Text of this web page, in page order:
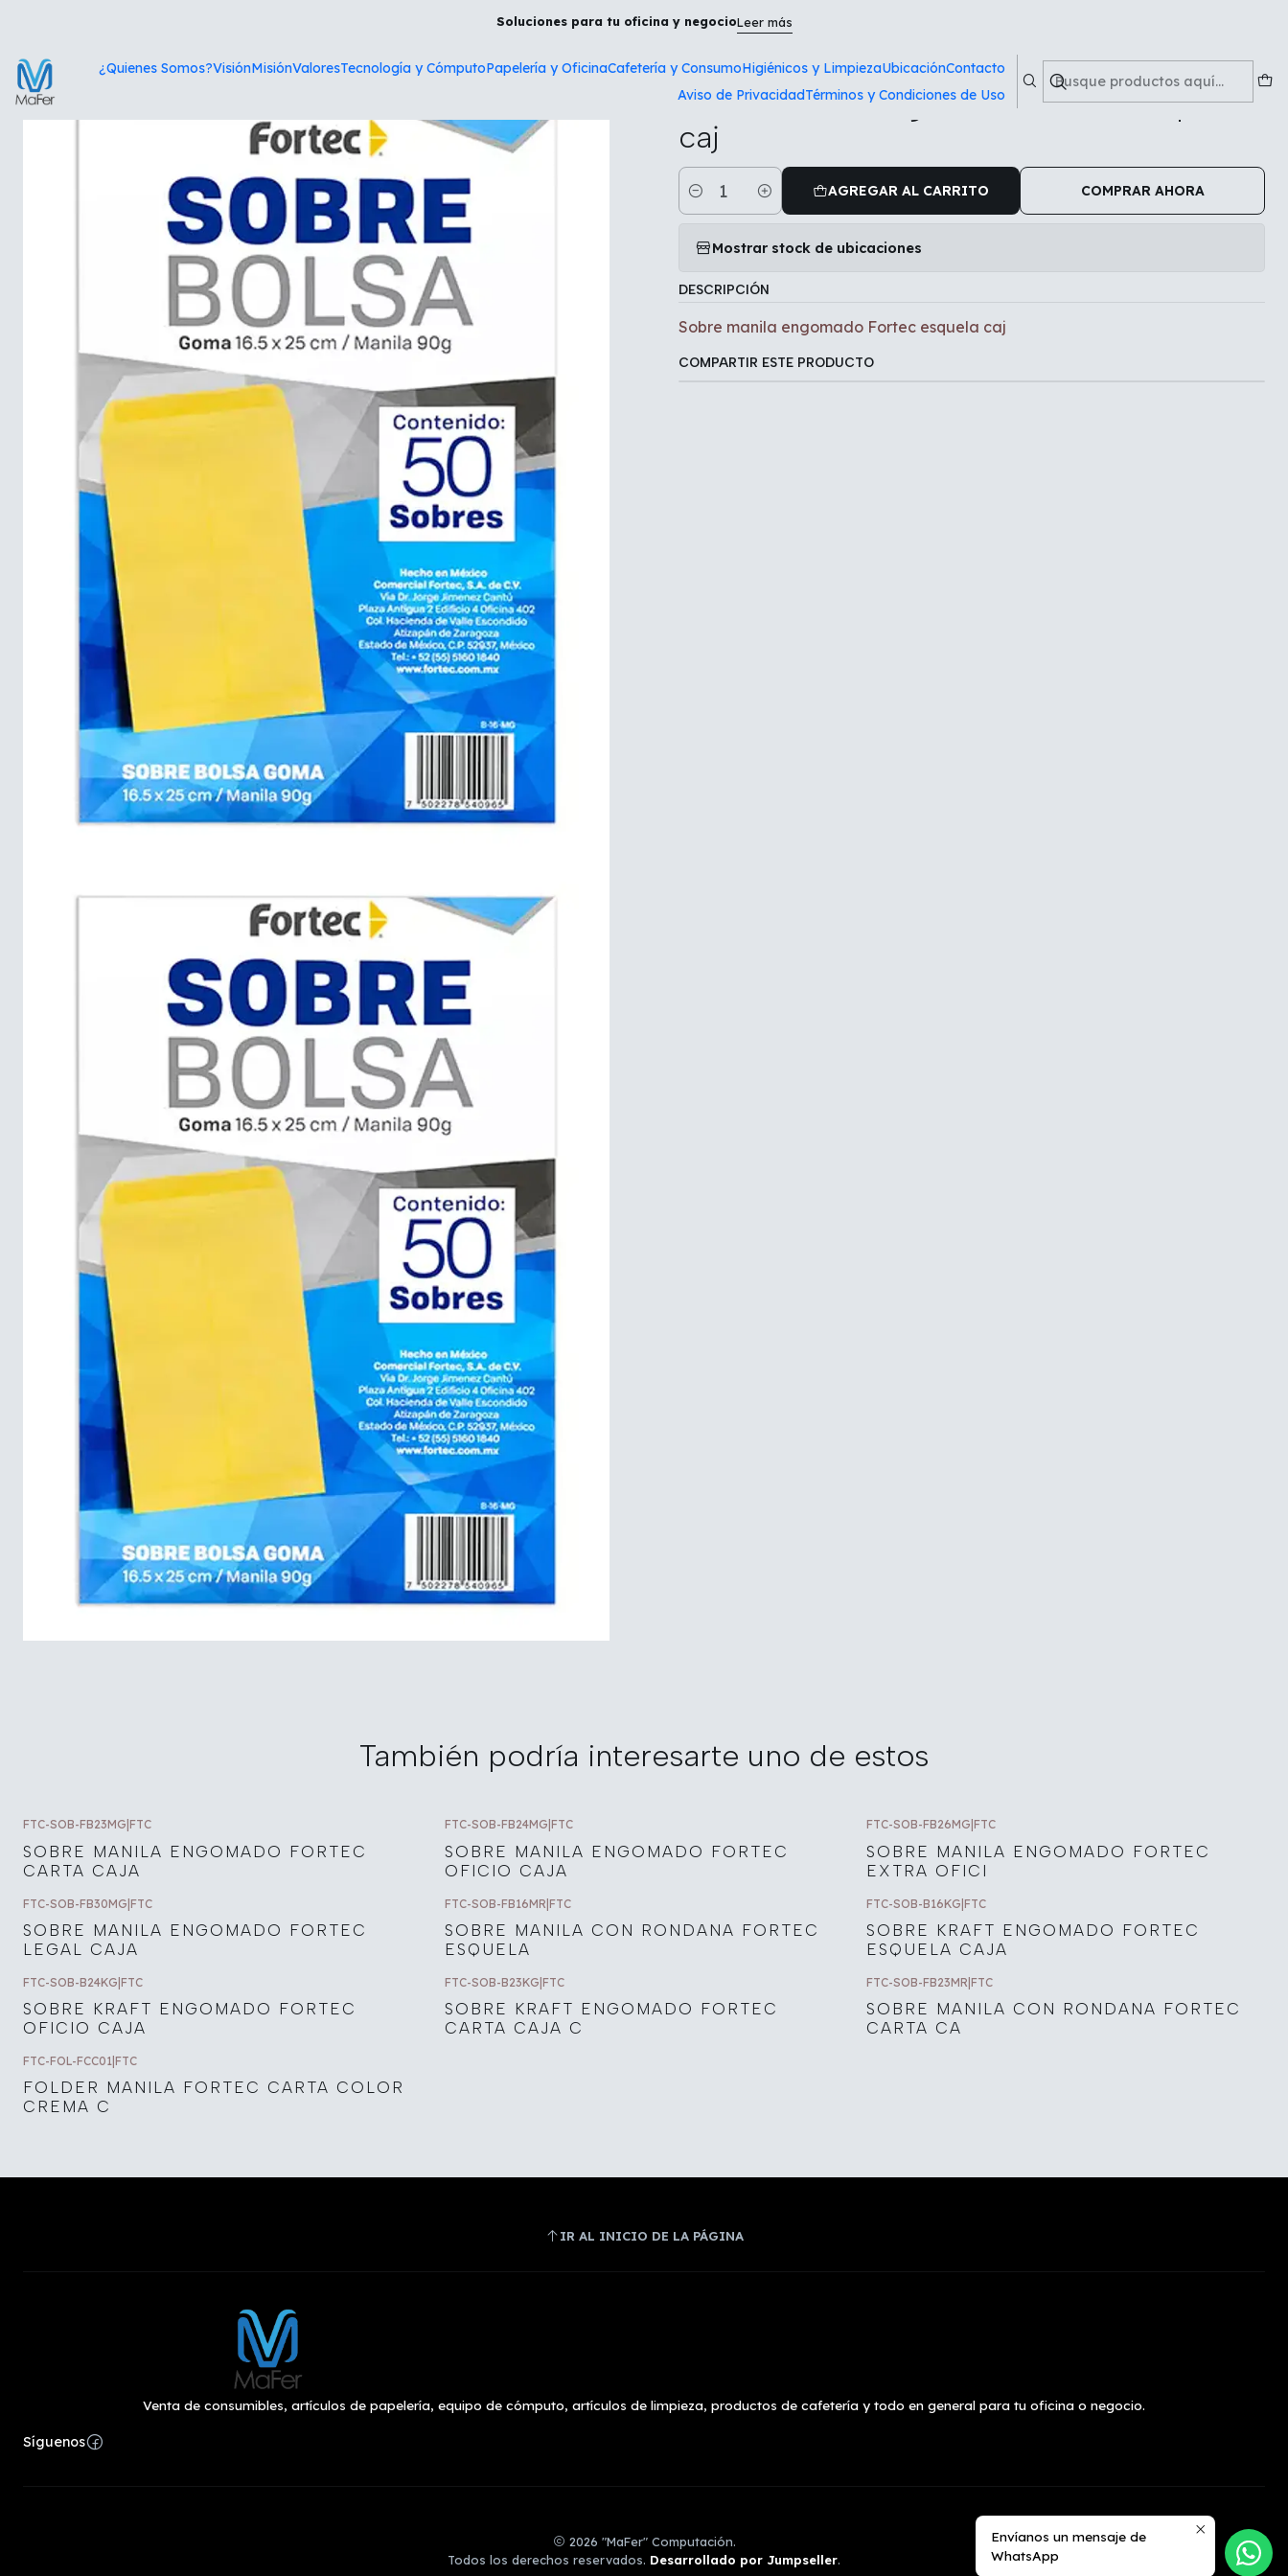
¿Quienes Somos?VisiónMisiónValoresTecnología y CómputoPapelería y OficinaCafetería y ConsumoHigiénicos y LimpiezaUbicaciónContacto
Aviso de PrivacidadTérminos y Condiciones de Uso
Soluciones para tu oficina y negocioLeer más
Papelería y Oficina Sobre manila engomado Fortec esquela caj
Sobre manila engomado Fortec esquela
caj
Cantidad
AGREGAR AL CARRITO COMPRAR AHORA
Mostrar stock de ubicaciones
DESCRIPCIÓN
Sobre manila engomado Fortec esquela caj
COMPARTIR ESTE PRODUCTO
También podría interesarte uno de estos
FTC-SOB-FB23MG FTC
SOBRE MANILA ENGOMADO FORTEC
CARTA CAJA
FTC-SOB-FB24MG FTC
SOBRE MANILA ENGOMADO FORTEC
OFICIO CAJA
FTC-SOB-FB26MG FTC
SOBRE MANILA ENGOMADO FORTEC
EXTRA OFICI
FTC-SOB-FB30MG|FTC
SOBRE MANILA ENGOMADO FORTEC
LEGAL CAJA
FTC-SOB-FB16MR|FTC
SOBRE MANILA CON RONDANA FORTEC
ESQUELA
FTC-SOB-B16KG|FTC
SOBRE KRAFT ENGOMADO FORTEC
ESQUELA CAJA
FTC-SOB-B24KG FTC
SOBRE KRAFT ENGOMADO FORTEC
OFICIO CAJA
FTC-SOB-B23KG FTC
SOBRE KRAFT ENGOMADO FORTEC
CARTA CAJA C
FTC-SOB-FB23MR FTC
SOBRE MANILA CON RONDANA FORTEC
CARTA CA
FTC-FOL-FCC01 FTC
FOLDER MANILA FORTEC CARTA COLOR
CREMA C
IR AL INICIO DE LA PÁGINA
Venta de consumibles, artículos de papelería, equipo de cómputo, artículos de limpieza, productos de cafetería y todo en general para tu oficina o negocio.
Síguenos
2026 "MaFer" Computación.
Todos los derechos reservados. Desarrollado por Jumpseller.
Envíanos un mensaje de
WhatsApp